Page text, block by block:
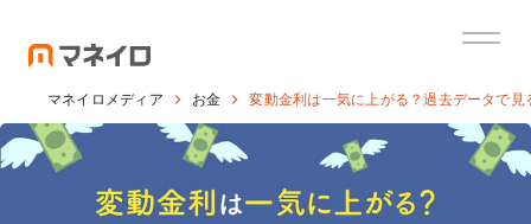
マネイロメディア お金 変動金利は一気に上がる？過去データで